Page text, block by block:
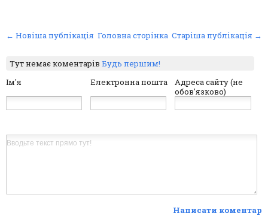
← Новіша публікація Старіша публікація →
Головна сторінка
Тут немає коментарівБудь першим!
Ім'я
Електронна пошта
Адреса сайту (не
обов'язково)
Написати коментар